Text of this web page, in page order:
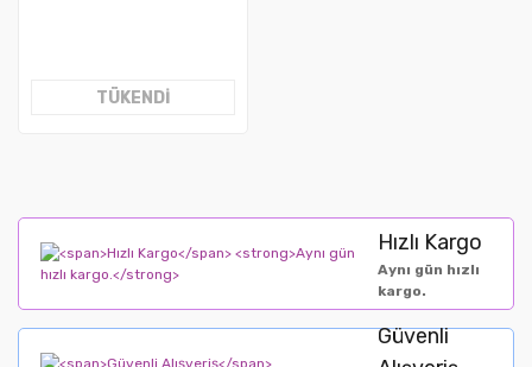
TÜKENDİ
Hızlı Kargo
Aynı gün hızlı
kargo.
Güvenli